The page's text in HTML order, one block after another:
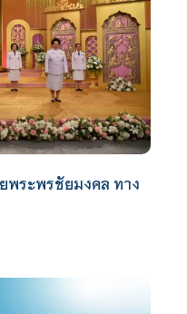
พระพรชัยมงคล ทาง